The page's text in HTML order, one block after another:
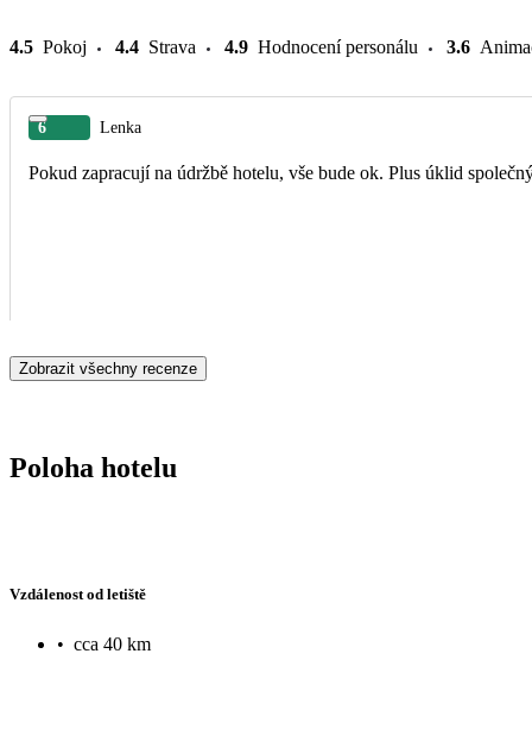
4.5 Pokoj 4.4 Strava 4.9 Hodnocení personálu 3.6
6 Lenka
Pokud zapracují na údržbě hotelu, vše bude ok. Plus úklid
Zobrazit všechny recenze
Poloha hotelu
Vzdálenost od letiště
• cca 40 km